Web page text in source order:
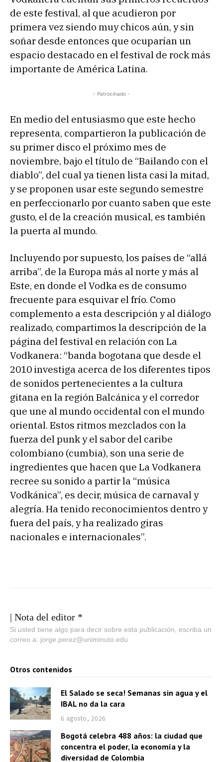
d
u
c
t
o
r
a
u
d
i
o
de este festival, al que acudieron por
primera vez siendo muy chicos aún, y sin
soñar desde entonces que ocuparían un
espacio destacado en el festival de rock más
importante de América Latina.
- Patrocinado -
En medio del entusiasmo que este hecho
representa, compartieron la publicación de
su primer disco el próximo mes de
noviembre, bajo el título de “Bailando con el
diablo”, del cual ya tienen lista casi la mitad,
y se proponen usar este segundo semestre
en perfeccionarlo por cuanto saben que este
gusto, el de la creación musical, es también
la puerta al mundo.
Incluyendo por supuesto, los países de “allá
arriba”, de la Europa más al norte y más al
Este, en donde el Vodka es de consumo
frecuente para esquivar el frío. Como
complemento a esta descripción y al diálogo
realizado, compartimos la descripción de la
página del festival en relación con La
Vodkanera: “banda bogotana que desde el
2010 investiga acerca de los diferentes tipos
de sonidos pertenecientes a la cultura
gitana en la región Balcánica y el corredor
que une al mundo occidental con el mundo
oriental. Estos ritmos mezclados con la
fuerza del punk y el sabor del caribe
colombiano (cumbia), son una serie de
ingredientes que hacen que La Vodkanera
recree su sonido a partir la “música
Vodkánica”, es decir, música de carnaval y
alegría. Ha tenido reconocimientos dentro y
fuera del país, y ha realizado giras
nacionales e internacionales”.
| Nota del editor *
Si usted tiene algo para decir sobre esta publicación, escriba un
correo a: jorge.perez@uniminuto.edu
Otros contenidos
El Salado se seca! Semanas sin agua y el
IBAL no da la cara
6 agosto, 2026
Bogotá celebra 488 años: la ciudad que
concentra el poder, la economía y la
diversidad de Colombia